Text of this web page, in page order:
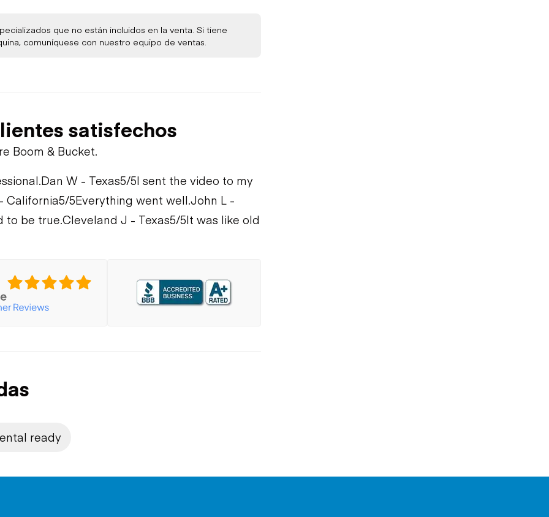
que no están incluidos en la venta. Si tiene
comuníquese con nuestro equipo de ventas.
satisfechos
Boom & Bucket.
Dan W - Texas5/5I sent the video to my
California5/5Everything went well.John L -
to be true.Cleveland J - Texas5/5It was like old
ready